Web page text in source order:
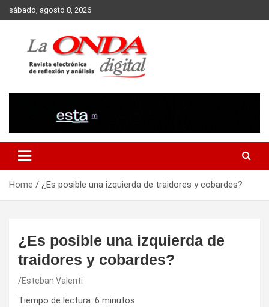
Skip
to
sábado, agosto 8, 2026
Home ¿Es posible una izquierda de traidores y cobardes?
¿Es posible una izquierda de
traidores y cobardes?
Esteban Valenti
Tiempo de lectura: 6 minutos